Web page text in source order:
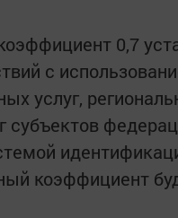
0,7
с
услуг,
субъектов
коэффициент